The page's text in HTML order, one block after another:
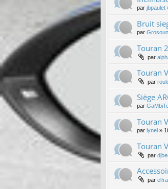
par jbpaulet
Bruit
par
Touran
par
Touran
par
Siège
par
Touran
par lynel »
Touran
par
par